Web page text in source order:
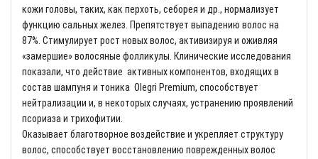
кожи головы, таких, как перхоть, себорея и др., нормализует
функцию сальных желез. Препятствует выпадению волос на
87%. Стимулирует рост новых волос, активизируя и оживляя
«замершие» волосяные фолликулы. Клинические исследования
показали, что действие активных компонентов, входящих в
состав шампуня и тоника Olegri Premium, способствует
нейтрализации и, в некоторых случаях, устранению проявлений
псориаза и трихофитии.
Оказывает благотворное воздействие и укрепляет структуру
волос, способствует восстановлению поврежденных волос